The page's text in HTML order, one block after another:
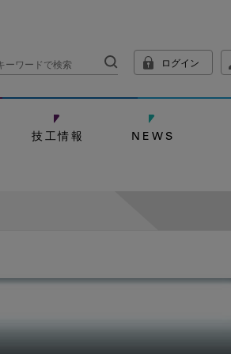
ログイン
技工情報 NEWS